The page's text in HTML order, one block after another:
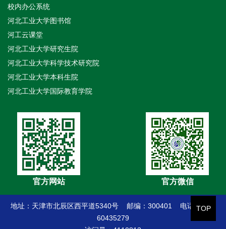
TOP
校内办公系统
河北工业大学图书馆
河工云课堂
河北工业大学研究生院
河北工业大学科学技术研究院
河北工业大学本科生院
河北工业大学国际教育学院
官方网站 官方微信
地址：天津市北辰区西平道5340号 邮编：300401 电话：022-
60435279